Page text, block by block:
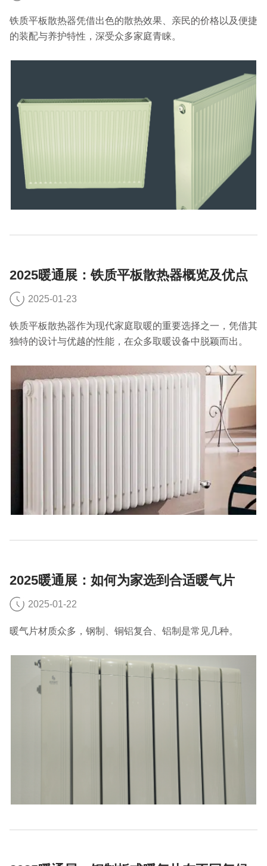
铁质平板散热器凭借出色的散热效果、亲民的价格以及便捷
的装配与养护特性，深受众多家庭青睐。
2025暖通展：铁质平板散热器概览及优点
2025-01-23
铁质平板散热器作为现代家庭取暖的重要选择之一，凭借其
独特的设计与优越的性能，在众多取暖设备中脱颖而出。
2025暖通展：如何为家选到合适暖气片
2025-01-22
暖气片材质众多，钢制、铜铝复合、铝制是常见几种。